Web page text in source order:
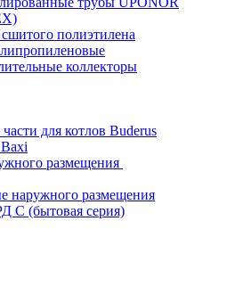
полиэтилена
коллекторы
для котлов Buderus
размещения
наружного размещения
С (бытовая серия)